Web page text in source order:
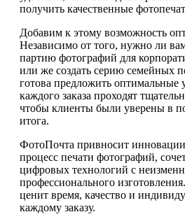
получить качественные
Добавим к этому возможность
Независимо от того, нужно ли
партию фотографий для
или же создать серию семейных
готова предложить оптимальные
каждого заказа проходят
чтобы клиенты были уверены в
итога.
ФотоПочта привносит инновации
процесс печати фотографий,
цифровых технологий с
профессионального
ценит время, качество и
каждому заказу.